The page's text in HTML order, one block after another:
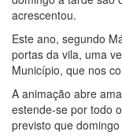
acrescentou.
Este ano, segundo
portas da vila, uma
Município, que nos
A animação abre
estende-se por todo
previsto que